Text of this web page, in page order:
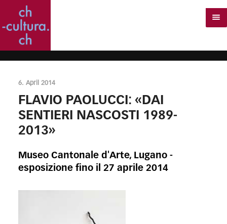
6. April 2014
FLAVIO PAOLUCCI: «DAI
SENTIERI NASCOSTI 1989-
2013»
Museo Cantonale d'Arte, Lugano -
esposizione fino il 27 aprile 2014